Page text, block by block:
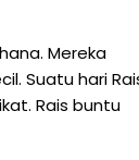
Mereka
Suatu hari
Rais buntu